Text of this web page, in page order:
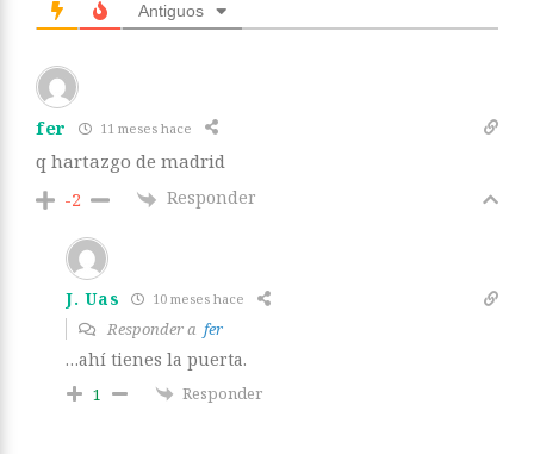
Antiguos
fer 11 meses hace
q hartazgo de madrid
-2 Responder
J. Uas 10 meses hace
Responder a fer
…ahí tienes la puerta.
1 Responder